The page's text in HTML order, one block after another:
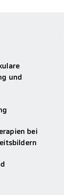
und
bei